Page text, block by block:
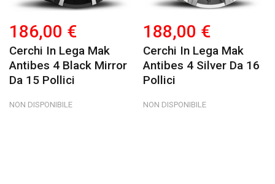
186,00 €
Cerchi In Lega Mak
Antibes 4 Black Mirror
Da 15 Pollici
NON DISPONIBILE
188,00 €
Cerchi In Lega Mak
Antibes 4 Silver Da 16
Pollici
NON DISPONIBILE